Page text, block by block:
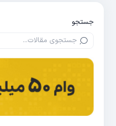
جستجو